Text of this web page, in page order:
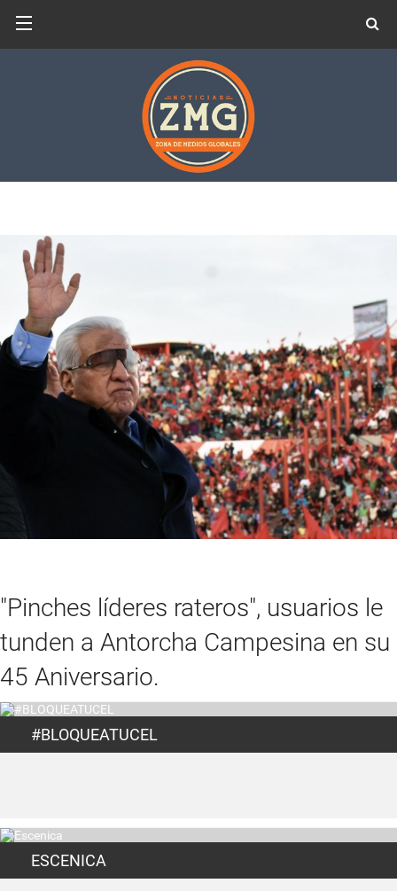
"Pinches líderes rateros", usuarios le
tunden a Antorcha Campesina en su
45 Aniversario.
#BLOQUEATUCEL
ESCENICA